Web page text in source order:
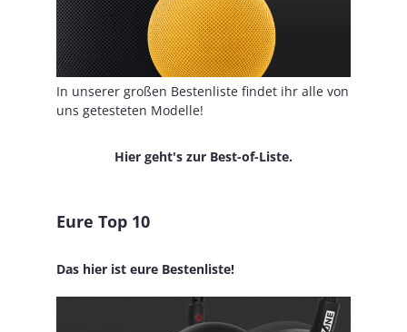
In unserer großen Bestenliste findet ihr alle von
uns getesteten Modelle!
Hier geht's zur Best-of-Liste.
Eure Top 10
Das hier ist eure Bestenliste!